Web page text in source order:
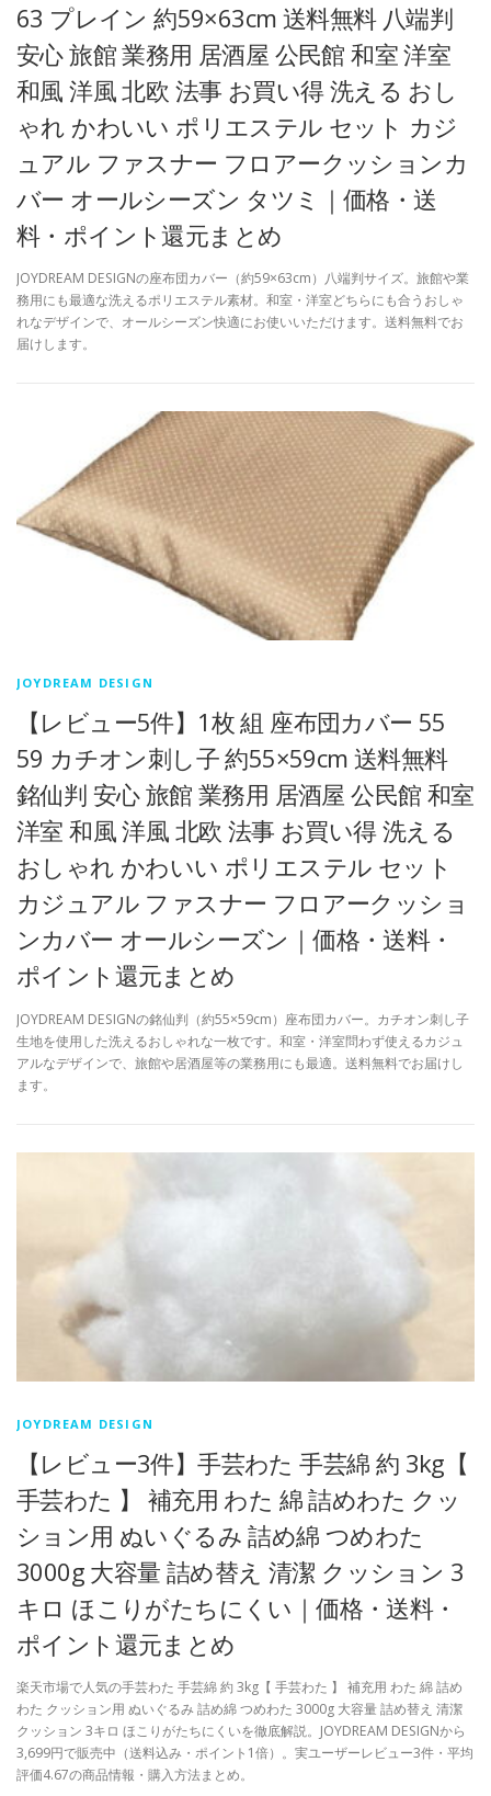
63 プレイン 約59×63cm 送料無料 八端判
安心 旅館 業務用 居酒屋 公民館 和室 洋室
和風 洋風 北欧 法事 お買い得 洗える おし
ゃれ かわいい ポリエステル セット カジ
ュアル ファスナー フロアークッションカ
バー オールシーズン タツミ｜価格・送
料・ポイント還元まとめ
JOYDREAM DESIGNの座布団カバー（約59×63cm）八端判サイズ。旅館や業
務用にも最適な洗えるポリエステル素材。和室・洋室どちらにも合うおしゃ
れなデザインで、オールシーズン快適にお使いいただけます。送料無料でお
届けします。
JOYDREAM DESIGN
【レビュー5件】1枚 組 座布団カバー 55
59 カチオン刺し子 約55×59cm 送料無料
銘仙判 安心 旅館 業務用 居酒屋 公民館 和室
洋室 和風 洋風 北欧 法事 お買い得 洗える
おしゃれ かわいい ポリエステル セット
カジュアル ファスナー フロアークッショ
ンカバー オールシーズン｜価格・送料・
ポイント還元まとめ
JOYDREAM DESIGNの銘仙判（約55×59cm）座布団カバー。カチオン刺し子
生地を使用した洗えるおしゃれな一枚です。和室・洋室問わず使えるカジュ
アルなデザインで、旅館や居酒屋等の業務用にも最適。送料無料でお届けし
ます。
JOYDREAM DESIGN
【レビュー3件】手芸わた 手芸綿 約 3kg【
手芸わた 】 補充用 わた 綿 詰めわた クッ
ション用 ぬいぐるみ 詰め綿 つめわた
3000g 大容量 詰め替え 清潔 クッション 3
キロ ほこりがたちにくい｜価格・送料・
ポイント還元まとめ
楽天市場で人気の手芸わた 手芸綿 約 3kg【 手芸わた 】 補充用 わた 綿 詰め
わた クッション用 ぬいぐるみ 詰め綿 つめわた 3000g 大容量 詰め替え 清潔
クッション 3キロ ほこりがたちにくいを徹底解説。JOYDREAM DESIGNから
3,699円で販売中（送料込み・ポイント1倍）。実ユーザーレビュー3件・平均
評価4.67の商品情報・購入方法まとめ。